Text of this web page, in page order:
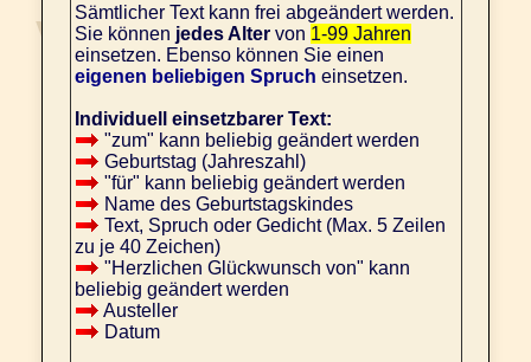
Sämtlicher Text kann frei abgeändert werden.
Sie können jedes Altervon 1-99 Jahren
einsetzen. Ebenso können Sie einen
eigenen beliebigen Spruch einsetzen.
Individuell einsetzbarer Text:
"zum" kann beliebig geändert werden
Geburtstag (Jahreszahl)
"für" kann beliebig geändert werden
Name des Geburtstagskindes
Text, Spruch oder Gedicht (Max. 5 Zeilen
zu je 40 Zeichen)
"Herzlichen Glückwunsch von" kann
beliebig geändert werden
Austeller
Datum